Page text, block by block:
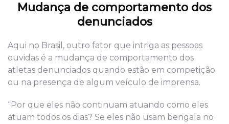
Mudança de comportamento dos
denunciados
Aqui no Brasil, outro fator que intriga as pessoas
ouvidas é a mudança de comportamento dos
atletas denunciados quando estão em competição
ou na presença de algum veículo de imprensa.
“Por que eles não continuam atuando como eles
atuam todos os dias? Se eles não usam bengala no